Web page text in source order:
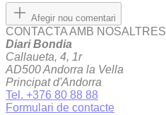
Afegir nou comentari
CONTACTA AMB NOSALTRES
Diari Bondia
Callaueta, 4, 1r
AD500 Andorra la Vella
Principat d'Andorra
Tel. +376 80 88 88
Formulari de contacte